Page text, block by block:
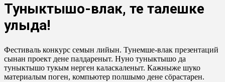
Туныктышо-влак, те талешке
улыда!
Фестиваль конкурс семын лийын. Тунемше-влак презентаций
сынан проект дене палдареныт. Нуно туныктышо да
туныктышо тукым нерген каласкаленыт. Кажныже шуко
материалым поген, компьютер полшымо дене сöрастарен.